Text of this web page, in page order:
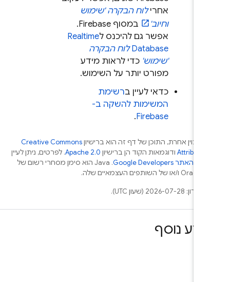
לוח הבקרה 'שימוש
במסוףFirebase
.
אפשר גם להיכנס לRealtime
Database לוח הבקרה
'שימוש'כדי לראות מידע
מפורט יותר על השימוש.
כדאי לעיין ברשימת
המשימות להשקה ב-
Firebase
.
צוין אחרת, התוכן של דף זה הוא ברישיוןCreative Commons
ודוגמאות הקוד הן ברישיוןApache 2.0. לפרטים, ניתן לעיין
.‏ Java הוא סימן מסחרי רשום של
נוסף